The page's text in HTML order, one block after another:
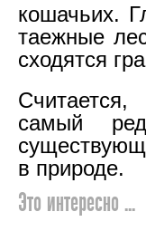
кошачьих.
таежные
сходятся
самый
в природе.
Это интересно ...